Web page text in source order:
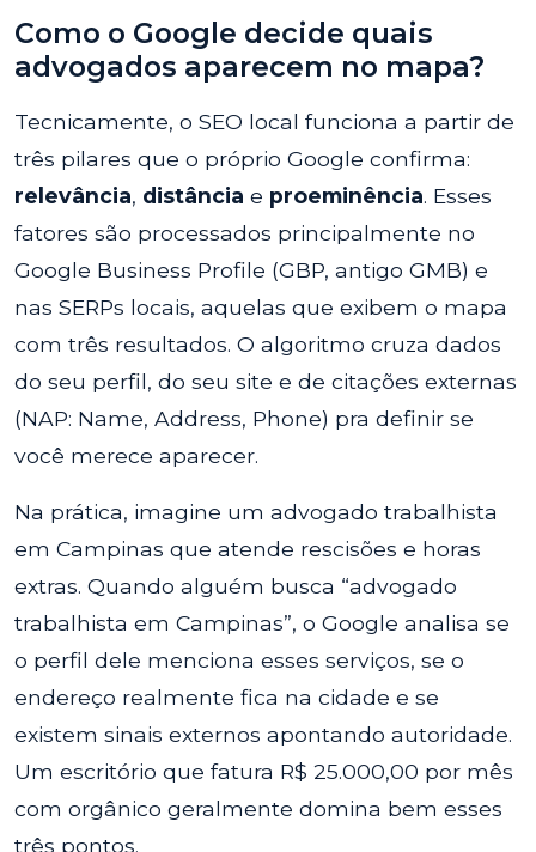
Como o Google decide quais
advogados aparecem no mapa?
Tecnicamente, o SEO local funciona a partir de
três pilares que o próprio Google confirma:
relevância, distância e proeminência. Esses
fatores são processados principalmente no
Google Business Profile (GBP, antigo GMB) e
nas SERPs locais, aquelas que exibem o mapa
com três resultados. O algoritmo cruza dados
do seu perfil, do seu site e de citações externas
(NAP: Name, Address, Phone) pra definir se
você merece aparecer.
Na prática, imagine um advogado trabalhista
em Campinas que atende rescisões e horas
extras. Quando alguém busca “advogado
trabalhista em Campinas”, o Google analisa se
o perfil dele menciona esses serviços, se o
endereço realmente fica na cidade e se
existem sinais externos apontando autoridade.
Um escritório que fatura R$ 25.000,00 por mês
com orgânico geralmente domina bem esses
três pontos.